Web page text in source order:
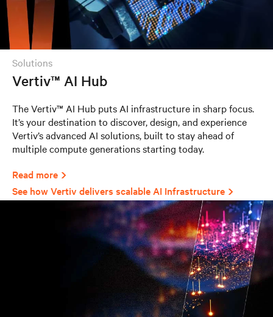
solutions
Vertiv™ AI Hub
The Vertiv™ AI Hub puts AI infrastructure in sharp focus.
It’s your destination to discover, design, and experience
Vertiv’s advanced AI solutions, built to stay ahead of
multiple compute generations starting today.
Read more
See how Vertiv delivers scalable AI Infrastructure